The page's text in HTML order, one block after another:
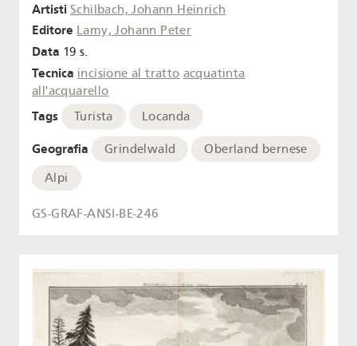
Artisti Schilbach, Johann Heinrich
Editore Lamy, Johann Peter
Data 19 s.
Tecnica incisione al tratto acquatinta
all'acquarello
Tags Turista Locanda
Geografia Grindelwald
Oberland bernese
Alpi
GS-GRAF-ANSI-BE-246